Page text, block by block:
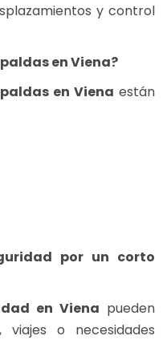
y control
en Viena?
en Viena están
por un corto
en Viena pueden
o necesidades